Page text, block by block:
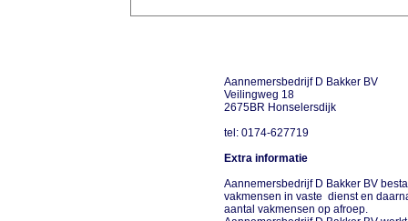
Aannemersbedrijf D Bakker BV
Veilingweg 18
2675BR Honselersdijk
tel: 0174-627719
Extra informatie
Aannemersbedrijf D Bakker BV
vakmensen in vaste dienst en
aantal vakmensen op afroep.